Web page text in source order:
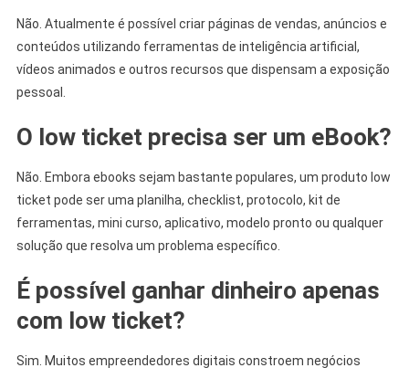
Não. Atualmente é possível criar páginas de vendas, anúncios e
conteúdos utilizando ferramentas de inteligência artificial,
vídeos animados e outros recursos que dispensam a exposição
pessoal.
O low ticket precisa ser um eBook?
Não. Embora ebooks sejam bastante populares, um produto low
ticket pode ser uma planilha, checklist, protocolo, kit de
ferramentas, mini curso, aplicativo, modelo pronto ou qualquer
solução que resolva um problema específico.
É possível ganhar dinheiro apenas
com low ticket?
Sim. Muitos empreendedores digitais constroem negócios